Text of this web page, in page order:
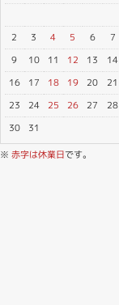
2
3 4 5 6 7
9
10 11 12 13 14
16
17 18 19 20 21
23
24 25 26 27 28
30
31
※ 赤字は休業日です。